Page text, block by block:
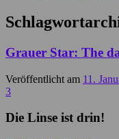
Grauer Star: The
Veröffentlicht am 11.
3
Die Linse ist drin!